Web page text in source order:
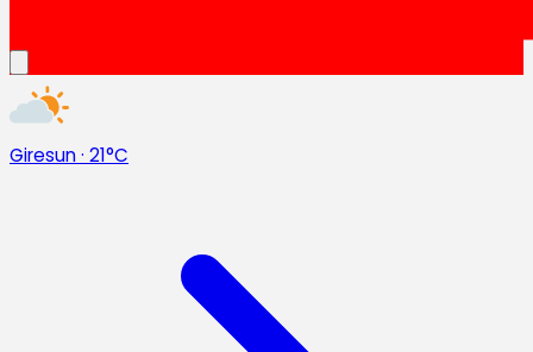
Giresun· 21°C